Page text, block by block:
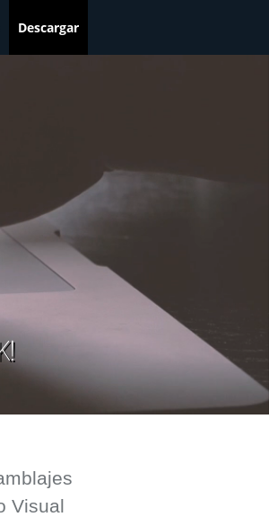
Descargar
Visual